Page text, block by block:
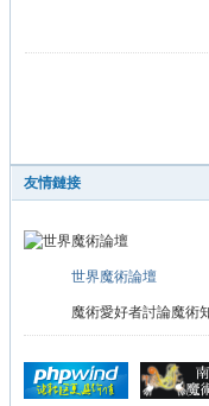
友情鏈接
世界魔術論壇
魔術愛好者討論魔術